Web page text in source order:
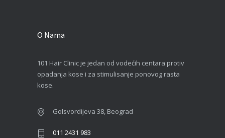
O Nama
101 Hair Clinic je jedan od vodećih centara protiv
opadanja kose i za stimulisanje ponovog rasta
kose.
Golsvordijeva 38, Beograd
011 2431 983